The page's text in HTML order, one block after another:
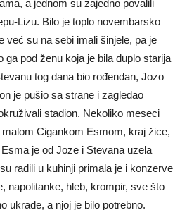
a jednom su zajedno povalili
Lizu. Bilo je toplo novembarsko
već su na sebi imali šinjele, pa je
pod ženu koja je bila duplo starija
tog dana bio rođendan, Jozo
je pušio sa strane i zagledao
stadion. Nekoliko meseci
Cigankom Esmom, kraj žice,
je od Joze i Stevana uzela
radili u kuhinji primala je i konzerve
napolitanke, hleb, krompir, sve što
ukrade, a njoj je bilo potrebno.